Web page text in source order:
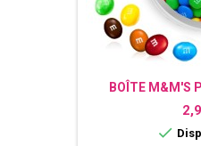
BOÎTE M&M'S
Prix
